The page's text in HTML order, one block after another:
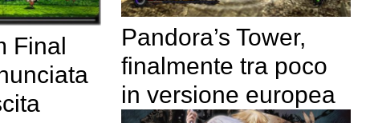
Final
Pandora’s Tower,
finalmente tra poco
in versione europea